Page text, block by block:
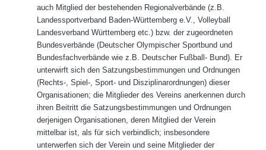
auch Mitglied der bestehenden Regionalverbände (z.B.
Landessportverband Baden-Württemberg e.V., Volleyball
Landesverband Württemberg etc.) bzw. der zugeordneten
Bundesverbände (Deutscher Olympischer Sportbund und
Bundesfachverbände wie z.B. Deutscher Fußball- Bund). Er
unterwirft sich den Satzungsbestimmungen und Ordnungen
(Rechts-, Spiel-, Sport- und Disziplinarordnungen) dieser
Organisationen; die Mitglieder des Vereins anerkennen durch
ihren Beitritt die Satzungsbestimmungen und Ordnungen
derjenigen Organisationen, deren Mitglied der Verein
mittelbar ist, als für sich verbindlich; insbesondere
unterwerfen sich der Verein und seine Mitglieder der